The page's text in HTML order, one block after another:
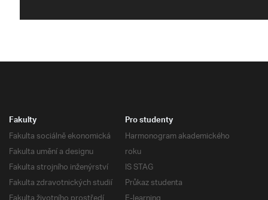
Fakulty
Fakulta sociálně ekonomická
Fakulta umění a designu
Fakulta strojního inženýrství
Fakulta zdravotnických studií
Pro studenty
Harmonogram akademického
roku
IS STAG
Průkaz studenta